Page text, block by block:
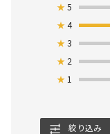
★5
★4
★3
★ 2
★ 1
絞り込み